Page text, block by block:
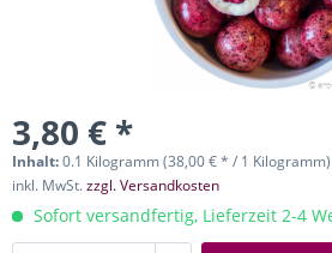
3,80 € *
Inhalt:0.1 Kilogramm (38,00 € * / 1 Kilogramm)
inkl. MwSt.zzgl. Versandkosten
Sofort versandfertig, Lieferzeit 2-4